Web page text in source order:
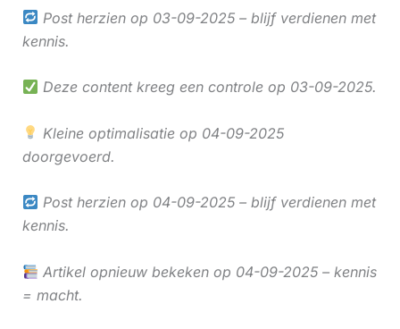
Post herzien op 03-09-2025 – blijf verdienen met
kennis.
Deze content kreeg een controle op 03-09-2025.
Kleine optimalisatie op 04-09-2025
doorgevoerd.
Post herzien op 04-09-2025 – blijf verdienen met
kennis.
Artikel opnieuw bekeken op 04-09-2025 – kennis
= macht.